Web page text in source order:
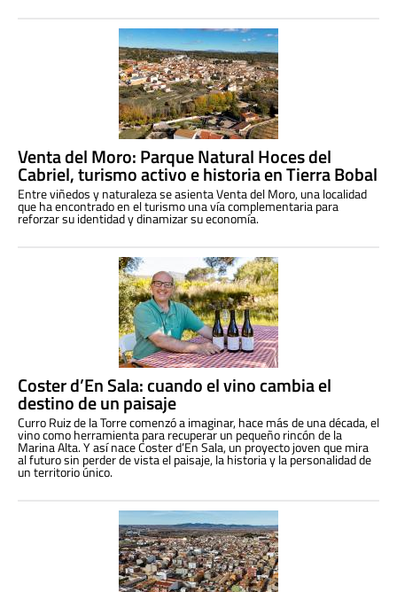
Venta del Moro: Parque Natural Hoces del
Cabriel, turismo activo e historia en Tierra Bobal
Entre viñedos y naturaleza se asienta Venta del Moro, una localidad
que ha encontrado en el turismo una vía complementaria para
reforzar su identidad y dinamizar su economía.
Coster d’En Sala: cuando el vino cambia el
destino de un paisaje
Curro Ruiz de la Torre comenzó a imaginar, hace más de una década, el
vino como herramienta para recuperar un pequeño rincón de la
Marina Alta. Y así nace Coster d’En Sala, un proyecto joven que mira
al futuro sin perder de vista el paisaje, la historia y la personalidad de
un territorio único.